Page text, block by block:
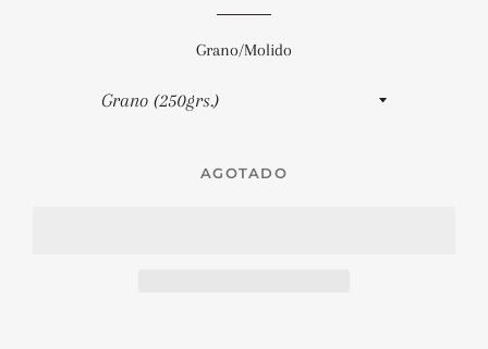
Grano/Molido
AGOTADO